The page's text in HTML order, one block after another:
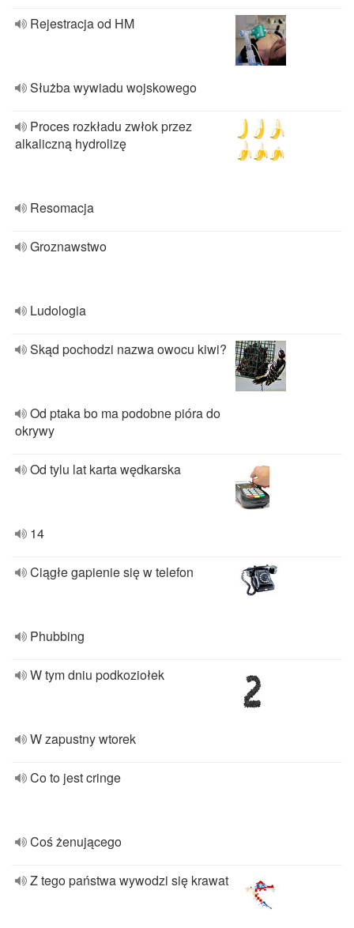
Rejestracja od HM
Służba wywiadu wojskowego
Proces rozkładu zwłok przez
alkaliczną hydrolizę
Resomacja
Groznawstwo
Ludologia
Skąd pochodzi nazwa owocu kiwi?
Od ptaka bo ma podobne pióra do
okrywy
Od tylu lat karta wędkarska
14
Ciągłe gapienie się w telefon
Phubbing
W tym dniu podkoziołek
W zapustny wtorek
Co to jest cringe
Coś żenującego
Z tego państwa wywodzi się krawat